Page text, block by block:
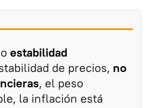
estabilidad
de precios, no
, el peso
la inflación está